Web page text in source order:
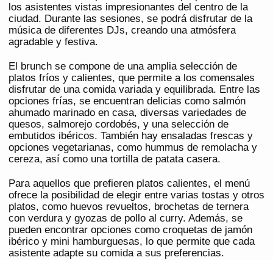
los asistentes vistas impresionantes del centro de la
ciudad. Durante las sesiones, se podrá disfrutar de la
música de diferentes DJs, creando una atmósfera
agradable y festiva.
El brunch se compone de una amplia selección de
platos fríos y calientes, que permite a los comensales
disfrutar de una comida variada y equilibrada. Entre las
opciones frías, se encuentran delicias como salmón
ahumado marinado en casa, diversas variedades de
quesos, salmorejo cordobés, y una selección de
embutidos ibéricos. También hay ensaladas frescas y
opciones vegetarianas, como hummus de remolacha y
cereza, así como una tortilla de patata casera.
Para aquellos que prefieren platos calientes, el menú
ofrece la posibilidad de elegir entre varias tostas y otros
platos, como huevos revueltos, brochetas de ternera
con verdura y gyozas de pollo al curry. Además, se
pueden encontrar opciones como croquetas de jamón
ibérico y mini hamburguesas, lo que permite que cada
asistente adapte su comida a sus preferencias.